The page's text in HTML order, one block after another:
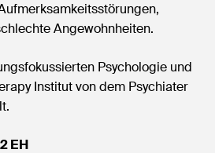
Angewohnheiten.
Psychologie und
Institut von dem Psychiater
EH